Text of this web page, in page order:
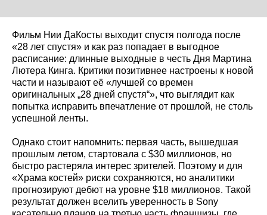
Фильм Нии ДаКосты выходит спустя полгода после
«28 лет спустя» и как раз попадает в выгодное
расписание: длинные выходные в честь Дня Мартина
Лютера Кинга. Критики позитивнее настроены к новой
части и называют её «лучшей со времен
оригинальных „28 дней спустя“», что выглядит как
попытка исправить впечатление от прошлой, не столь
успешной ленты.
Однако стоит напомнить: первая часть, вышедшая
прошлым летом, стартовала с $30 миллионов, но
быстро растеряла интерес зрителей. Поэтому и для
«Храма костей» риски сохраняются, но аналитики
прогнозируют дебют на уровне $18 миллионов. Такой
результат должен вселить уверенность в Sony